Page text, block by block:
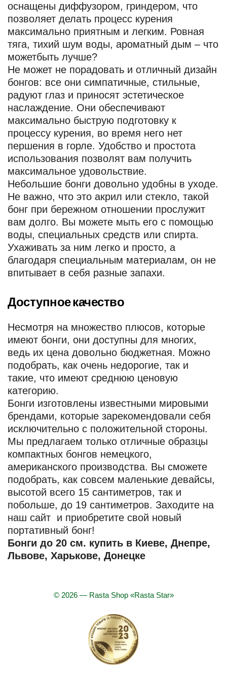
оснащены диффузором, гриндером, что
позволяет делать процесс курения
максимально приятным и легким. Ровная
тяга, тихий шум воды, ароматный дым – что
можетбыть лучше?
Не может не порадовать и отличный дизайн
бонгов: все они симпатичные, стильные,
радуют глаз и приносят эстетическое
наслаждение. Они обеспечивают
максимально быструю подготовку к
процессу курения, во время него нет
першения в горле. Удобство и простота
использования позволят вам получить
максимальное удовольствие.
Небольшие бонги довольно удобны в уходе.
Не важно, что это акрил или стекло, такой
бонг при бережном отношении прослужит
вам долго. Вы можете мыть его с помощью
воды, специальных средств или спирта.
Ухаживать за ним легко и просто, а
благодаря специальным материалам, он не
впитывает в себя разные запахи.
Доступное качество
Несмотря на множество плюсов, которые
имеют бонги, они доступны для многих,
ведь их цена довольно бюджетная. Можно
подобрать, как очень недорогие, так и
такие, что имеют среднюю ценовую
категорию.
Бонги изготовлены известными мировыми
брендами, которые зарекомендовали себя
исключительно с положительной стороны.
Мы предлагаем только отличные образцы
компактных бонгов немецкого,
американского производства. Вы сможете
подобрать, как совсем маленькие девайсы,
высотой всего 15 сантиметров, так и
побольше, до 19 сантиметров. Заходите на
наш сайт и приобретите свой новый
портативный бонг!
Бонги до 20 см. купить в Киеве, Днепре,
Львове, Харькове, Донецке
© 2026 — Rasta Shop «Rasta Star»